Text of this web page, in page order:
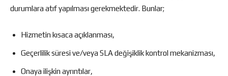
durumlara atıf yapılması gerekmektedir. Bunlar;
Hizmetin kısaca açıklanması,
Geçerlilik süresi ve/veya SLA değişiklik kontrol mekanizması,
Onaya ilişkin ayrıntılar,